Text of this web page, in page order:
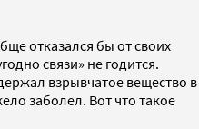
отказался бы от своих
связи» не годится.
взрывчатое вещество в
заболел. Вот что такое